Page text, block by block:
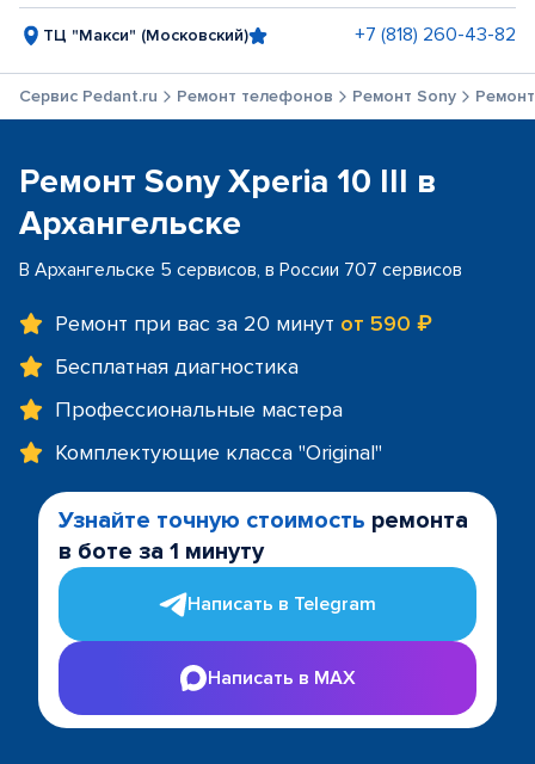
ТЦ "Макси" (Московский) +7 (818) 260-43-82
Сервис Pedant.ru Ремонт телефонов Ремонт Sony
Ремонт Sony Xperia 10 III в
Архангельске
В Архангельске 5 сервисов, в России 707 сервисов
Ремонт при вас за 20 минут от 590 ₽
Бесплатная диагностика
Профессиональные мастера
Комплектующие класса "Original"
Узнайте точную стоимость ремонта
в боте за 1 минуту
Написать в Telegram
Написать в MAX